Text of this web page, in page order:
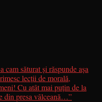
săturat și răspunde așa
lecții de morală,
Cu atât mai puțin de la
din presa vâlceană…”